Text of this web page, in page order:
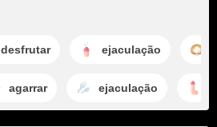
desfrutar ejaculação
agarrar ejaculação